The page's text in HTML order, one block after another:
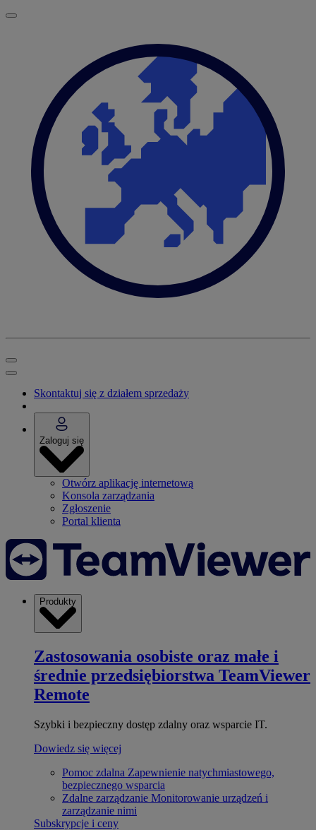
Skontaktuj się z działem sprzedaży
Zaloguj się
Otwórz aplikację internetową
Konsola zarządzania
Zgłoszenie
Portal klienta
Produkty
Zastosowania osobiste oraz małe i
średnie przedsiębiorstwa TeamViewer
Remote
Szybki i bezpieczny dostęp zdalny oraz wsparcie IT.
Dowiedz się więcej
Pomoc zdalna Zapewnienie natychmiastowego,
bezpiecznego wsparcia
Zdalne zarządzanie Monitorowanie urządzeń i
zarządzanie nimi
Subskrypcje i ceny